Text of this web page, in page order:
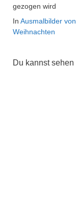
gezogen wird
In Ausmalbilder von
Weihnachten
Du kannst sehen